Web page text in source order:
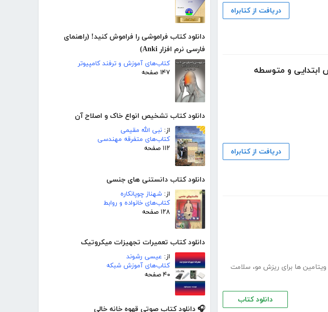
دانلود کتاب فراموشی را فراموش کنید! (راهنمای
فارسی نرم افزار Anki)
کتاب‌های آموزش و ترفند کامپیوتر
۱۴۷ صفحه
دانلود کتاب تشخیص انواع خاک و اصلاح آن
از: نبى الله مقیمی
کتاب‌های متفرقه مهندسی
۱۱۲ صفحه
دانلود کتاب دانستنی های جنسی
از: شهناز چوپانکاره
کتاب‌های خانواده و روابط
۱۲۸ صفحه
دانلود کتاب تعمیرات تجهیزات میکروتیک
از: عیسی رشوند
کتاب‌های آموزش شبکه
۴۰ صفحه
🎧 دانلود کتاب صوتی قهوه خانه خالی
دریافت از کتابراه
ابتدایی و متوسطه
دریافت از کتابراه
ویتامین ها برای ریزش مو، سلامت
دانلود کتاب